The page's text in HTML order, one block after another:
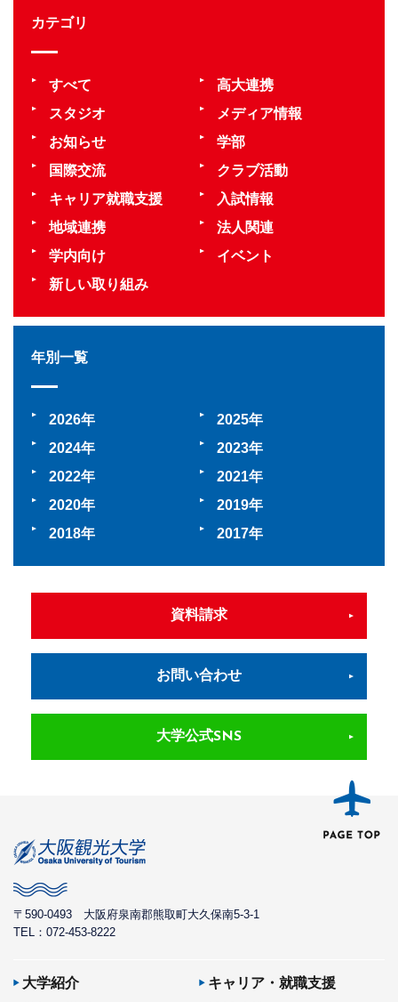
カテゴリ
すべて
高大連携
スタジオ
メディア情報
お知らせ
学部
国際交流
クラブ活動
キャリア就職支援
入試情報
地域連携
法人関連
学内向け
イベント
新しい取り組み
年別一覧
2026
2025
2024
2023
2022
2021
2020
2019
2018
2017
資料請求
お問い合わせ
大学公式SNS
〒590-0493 大阪府泉南郡熊取町大久保南5-3-1
TEL：072-453-8222
大学紹介
キャリア・就職支援